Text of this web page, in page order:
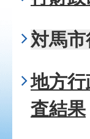
対馬
地方
査結果